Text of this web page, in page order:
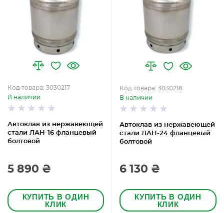
Автоклав из нержавеющей
стали ЛАН-16 фланцевый
болтовой
Код товара: 3030217
В наличии
5 890 ₴
КУПИТЬ В ОДИН
КЛИК
Автоклав из нержавеющей
стали ЛАН-24 фланцевый
болтовой
Код товара: 3030218
В наличии
6 130 ₴
КУПИТЬ В ОДИН
КЛИК